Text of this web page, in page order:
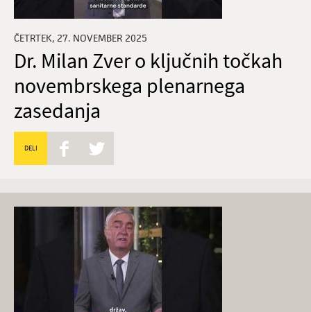
ČETRTEK, 27. NOVEMBER 2025
Dr. Milan Zver o ključnih točkah
novembrskega plenarnega
zasedanja
DELI